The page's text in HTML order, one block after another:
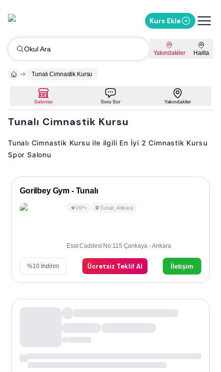
Kurs Ekle
Okul Ara Yakındakiler Harita
Tunalı Cimnastik Kursu
Salonlar Soru Sor Yakındakiler
Tunalı Cimnastik Kursu
Tunalı Cimnastik Kursu ile ilgili En İyi 2 Cimnastik Kursu
Spor Salonu
Gorilbey Gym - Tunalı
VIP+ Tunalı Ankara
Esat Caddesi No:115 Çankaya - Ankara
%10 İndirim Ücretsiz Teklif Al İletişim